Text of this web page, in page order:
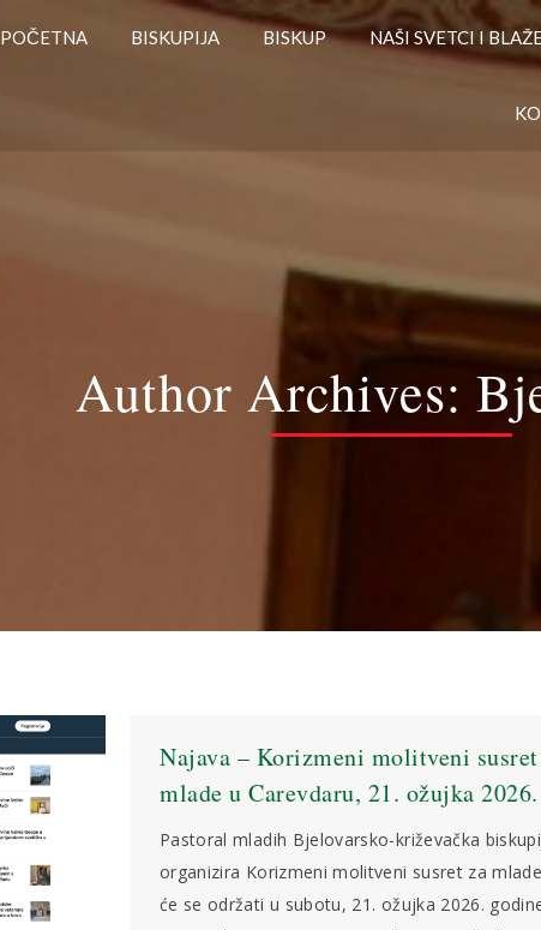
POČETNA BISKUPIJA BISKUP NAŠI SVETCI I
Author Archives:
Najava – Korizmeni molitveni
mlade u Carevdaru, 21. ožujka 2026.
Pastoral mladih Bjelovarsko-križevačka
organizira Korizmeni molitveni susret za
će se održati u subotu, 21. ožujka 2026.